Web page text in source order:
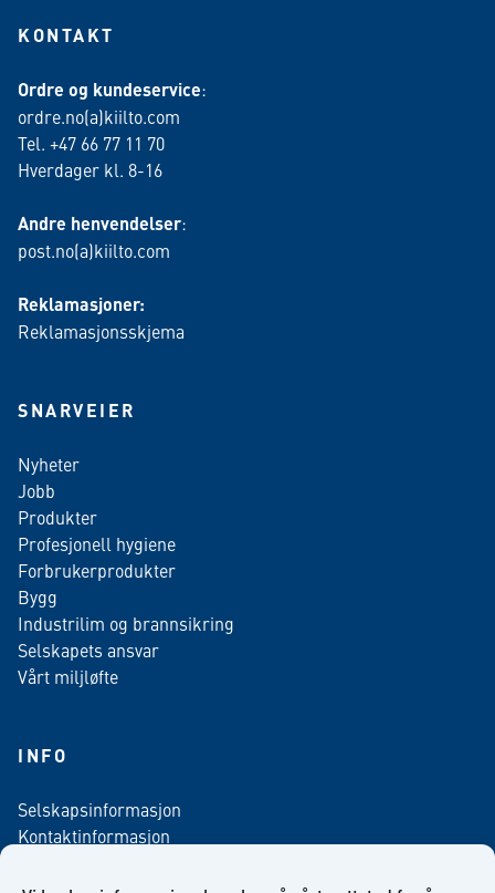
KONTAKT
Ordre og kundeservice:
ordre.no(a)kiilto.com
Tel. +47 66 77 11 70
Hverdager kl. 8-16
Andre henvendelser:
post.no(a)kiilto.com
Reklamasjoner:
Reklamasjonsskjema
SNARVEIER
Nyheter
Jobb
Produkter
Profesjonell hygiene
Forbrukerprodukter
Bygg
Industrilim og brannsikring
Selskapets ansvar
Vårt miljløfte
INFO
Selskapsinformasjon
Kontaktinformasjon